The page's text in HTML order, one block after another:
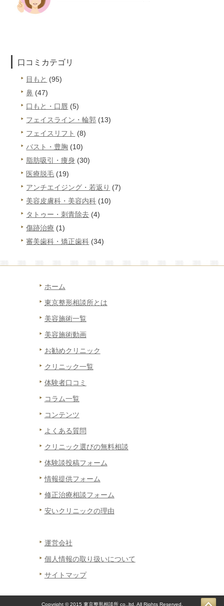
口コミカテゴリ
目もと (95)
鼻 (47)
口もと・口唇 (5)
フェイスライン・輪郭 (13)
フェイスリフト (8)
バスト・豊胸 (10)
脂肪吸引・痩身 (30)
医療脱毛 (19)
アンチエイジング・若返り (7)
美容皮膚科・美容内科 (10)
タトゥー・刺青除去 (4)
傷跡治療 (1)
審美歯科・矯正歯科 (34)
ホーム
東京整形相談所とは
美容施術一覧
美容施術動画
お勧めクリニック
クリニック一覧
体験者口コミ
コラム一覧
コンテンツ
よくある質問
クリニック選びの無料相談
体験談投稿フォーム
情報提供フォーム
修正治療相談フォーム
安いクリニックの理由
運営会社
個人情報の取り扱いについて
サイトマップ
Copyright © 2015 東京整形相談所 co.,ltd. All Rights Reserved.